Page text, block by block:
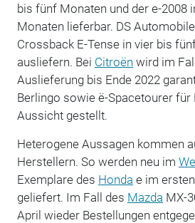
bis fünf Monaten und der e-2008
Monaten lieferbar. DS
Crossback E-Tense in vier bis
ausliefern. Bei Citroën wird im
Auslieferung bis Ende 2022
Berlingo sowie ë-Spacetourer für
Aussicht gestellt.
Heterogene Aussagen kommen
Herstellern. So werden neu im
Exemplare des Honda e im
geliefert. Im Fall des Mazda MX-
April wieder Bestellungen